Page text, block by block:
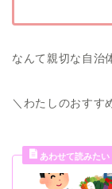
なんて親切な自治
＼わたしのおすす